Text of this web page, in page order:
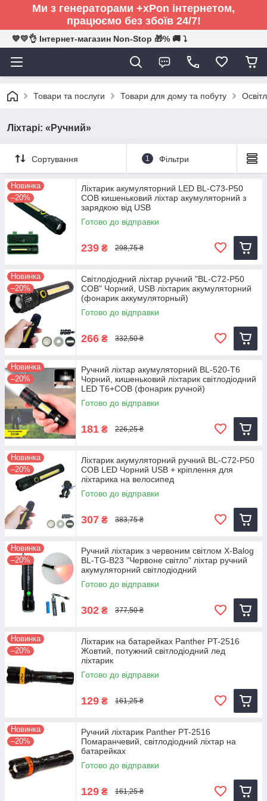
Ми з генераторами +xPon інтернетом,
працюємо без збоїв 24/7!
💙💛👌 Інтернет-магазин Non-Stop 🎁% 🚚 ⤵
Товари та послуги Товари для дому та побуту
Ліхтарі: «Ручний»
Сортування 1 Фільтри
Новинка
–20%
Ліхтарик акумуляторний LED BL-C73-P50
COB кишеньковий ліхтар акумуляторний з
зарядкою від USB
Готово до відправки
239 ₴ 298,75 ₴
Новинка
–20%
Світлодіодний ліхтар ручний "BL-C72-P50
COB" Чорний, USB ліхтарик акумуляторний
(фонарик аккумуляторный)
Готово до відправки
266 ₴ 332,50 ₴
Новинка
–20%
Ручний ліхтар акумуляторний BL-520-T6
Чорний, кишеньковий ліхтарик світлодіодний
LED T6+COB (фонарик ручной)
Готово до відправки
181 ₴ 226,25 ₴
Новинка
–20%
Ліхтарик акумуляторний ручний BL-C72-P50
COB LED Чорний USB + кріплення для
ліхтарика на велосипед
Готово до відправки
307 ₴ 383,75 ₴
Новинка
–20%
Ручний ліхтарик з червоним світлом X-Balog
BL-TG-B23 "Червоне світло" ліхтар ручний
акумуляторний світлодіодний
Готово до відправки
302 ₴ 377,50 ₴
Новинка
–20%
Ліхтарик на батарейках Panther PT-2516
Жовтий, потужний світлодіодний лед
ліхтарик
Готово до відправки
129 ₴ 161,25 ₴
Новинка
–20%
Ручний ліхтарик Panther PT-2516
Помаранчевий, світлодіодний ліхтар на
батарейках
Готово до відправки
129 ₴ 161,25 ₴